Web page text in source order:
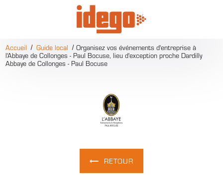
Accueil Guide local
Organisez vos événements d'entreprise à
l'Abbaye de Collonges - Paul Bocuse, lieu d'exception proche Dardilly
Abbaye de Collonges - Paul Bocuse
RETOUR
Panneau de gestion des cookies